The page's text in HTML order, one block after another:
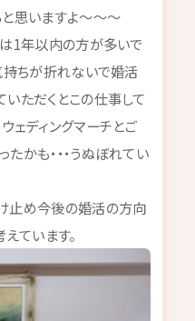
思いますよ～～～
は1年以内の方が多いで
持ちが折れないで婚活
ただくとこの仕事して
ェディングマーチとご
かも・・・うぬぼれてい
止め今後の婚活の方向
ています。